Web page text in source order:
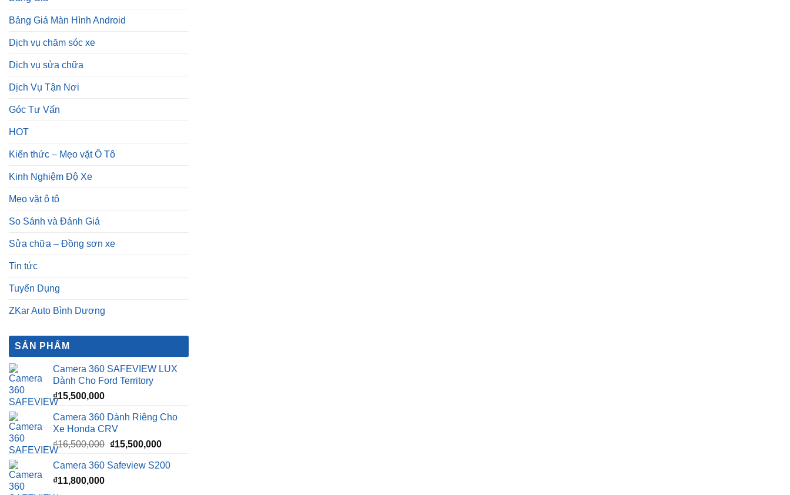
Bảng Giá Màn Hình Android
Dịch vụ chăm sóc xe
Dịch vụ sửa chữa
Dịch Vụ Tận Nơi
Góc Tư Vấn
HOT
Kiến thức – Mẹo vặt Ô Tô
Kinh Nghiệm Độ Xe
Mẹo vặt ô tô
So Sánh và Đánh Giá
Sửa chữa – Đồng sơn xe
Tin tức
Tuyển Dụng
ZKar Auto Bình Dương
SẢN PHẨM
Camera 360 SAFEVIEW LUX
Dành Cho Ford Territory
₫15,500,000
Camera 360 Dành Riêng Cho
Xe Honda CRV
₫16,500,000 Giá
là:
₫15,500,000Giá
tại
Camera 360 Safeview S200
₫11,800,000